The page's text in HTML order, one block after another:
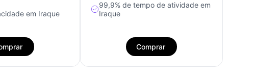
em Iraque
99,9% de tempo de atividade em
Iraque
Comprar